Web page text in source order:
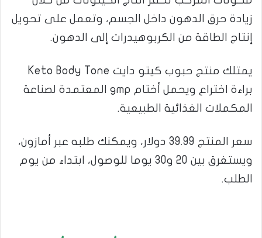
زيادة حرق الدهون داخل الجسم، وتعمل على تحويل
إنتاج الطاقة من الكربوهيدرات إلى الدهون.
يمتلك منتج حبوب كيتو دايت Keto Body Tone
براءة اختراع ويحمل أختام gmp المعتمدة لصناعة
المكملات الغذائية الطبيعية.
سعر المنتج 39.99 دولار، ويمكنك طلبه عبر أمازون،
ويستغرق بين 20 و30 يوما للوصول، ابتداء من يوم
الطلب.